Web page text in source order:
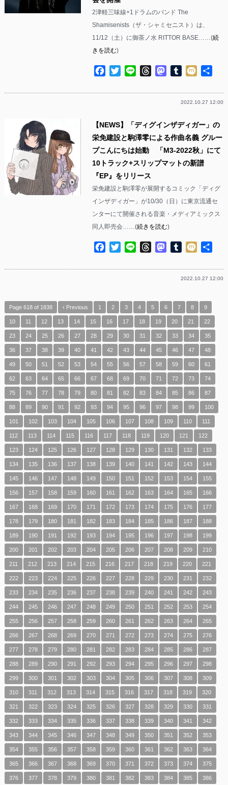
2津軽三味線+1ドラムのバンド The
Shamisenists（ザ・シャミセニスト）は、
11/12（土）に御茶ノ水 RITTOR BASE……(続
きを読む)
Facebook
TwitterLine ThreadsMastodon
Tumblr
Mixi
2022.10.27 12:00
【NEWS】「ディグインザディガー」の
栄免建設と駒澤零による作曲名義 グルー
プこんにちは始動 「M3-2022秋」にて
10トラック+スリップマットの新譜
『EP』をリリース
栄免建設と駒澤零が展開するコミック「ディグ
インザディガー」が10/30（日）に東京流通セ
ンターにて開催される音楽・メディアミックス
同人即売会……(続きを読む)
Facebook
TwitterLine ThreadsMastodon
Tumblr
Mixi
2022.10.27 12:00
Page 618 of 1838 ‹ Previous 1 2 3 4 5 6 7 8 9
10 11 12 13 14 15 16 17 18 19 20 21 22
23 24 25 26 27 28 29 30 31 32 33 34 35
36 37 38 39 40 41 42 43 44 45 46 47 48
49 50 51 52 53 54 55 56 57 58 59 60 61
62 63 64 65 66 67 68 69 70 71 72 73 74
75 76 77 78 79 80 81 82 83 84 85 86 87
88 89 90 91 92 93 94 95 96 97 98 99 100
101 102 103 104 105 106 107 108 109 110 111
112 113 114 115 116 117 118 119 120 121 122
123 124 125 126 127 128 129 130 131 132 133
134 135 136 137 138 139 140 141 142 143 144
145 146 147 148 149 150 151 152 153 154 155
156 157 158 159 160 161 162 163 164 165 166
167 168 169 170 171 172 173 174 175 176 177
178 179 180 181 182 183 184 185 186 187 188
189 190 191 192 193 194 195 196 197 198 199
200 201 202 203 204 205 206 207 208 209 210
211 212 213 214 215 216 217 218 219 220 221
222 223 224 225 226 227 228 229 230 231 232
233 234 235 236 237 238 239 240 241 242 243
244 245 246 247 248 249 250 251 252 253 254
255 256 257 258 259 260 261 262 263 264 265
266 267 268 269 270 271 272 273 274 275 276
277 278 279 280 281 282 283 284 285 286 287
288 289 290 291 292 293 294 295 296 297 298
299 300 301 302 303 304 305 306 307 308 309
310 311 312 313 314 315 316 317 318 319 320
321 322 323 324 325 326 327 328 329 330 331
332 333 334 335 336 337 338 339 340 341 342
343 344 345 346 347 348 349 350 351 352 353
354 355 356 357 358 359 360 361 362 363 364
365 366 367 368 369 370 371 372 373 374 375
376 377 378 379 380 381 382 383 384 385 386